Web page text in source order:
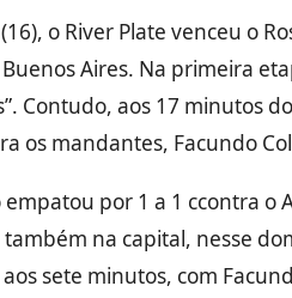
o River Plate venceu o
Aires. Na primeira
Contudo, aos 17 minutos
os mandantes, Facundo
empatou por 1 a 1 ccontra o
na capital, nesse
sete minutos, com